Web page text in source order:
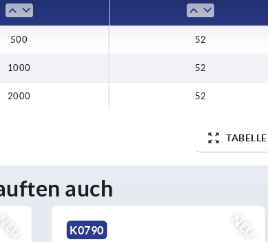
500 52
1000 52
2000 52
TABELLE
auch
NEU NEU
K0791